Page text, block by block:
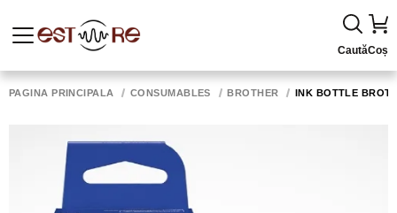
CautăCoș
PAGINA PRINCIPALĂ CONSUMABLES BROTHER INK BOTTLE